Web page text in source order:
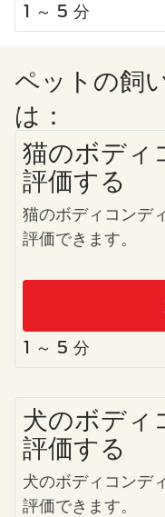
1 ～ 5 分
ペットの飼
は：
猫のボディ
評価する
猫のボディコンデ
評価できます。
1 ～ 5 分
犬のボディ
評価する
犬のボディコンデ
評価できます。